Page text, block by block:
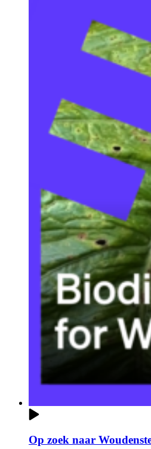
Op zoek naar